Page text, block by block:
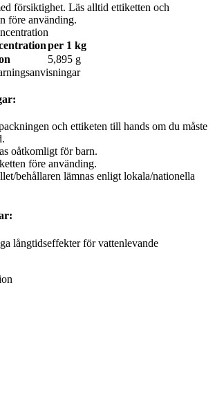
försiktighet. Läs alltid ettiketten och
före använding.
per 1 kg
5,895 g
och ettiketen till hands om du måste
oåtkomligt för barn.
före använding.
behållaren lämnas enligt lokala/nationella
långtidseffekter för vattenlevande